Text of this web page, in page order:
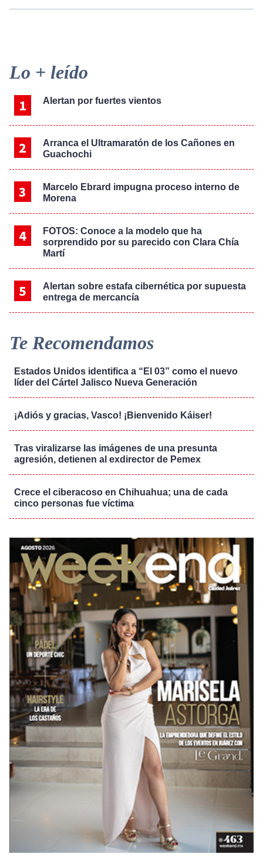
Primary
Sidebar
Lo + leído
Alertan por fuertes vientos
Arranca el Ultramaratón de los Cañones en
Guachochi
Marcelo Ebrard impugna proceso interno de
Morena
FOTOS: Conoce a la modelo que ha
sorprendido por su parecido con Clara Chía
Martí
Alertan sobre estafa cibernética por supuesta
entrega de mercancía
Te Recomendamos
Estados Unidos identifica a “El 03” como el nuevo
líder del Cártel Jalisco Nueva Generación
¡Adiós y gracias, Vasco! ¡Bienvenido Káiser!
Tras viralizarse las imágenes de una presunta
agresión, detienen al exdirector de Pemex
Crece el ciberacoso en Chihuahua; una de cada
cinco personas fue víctima